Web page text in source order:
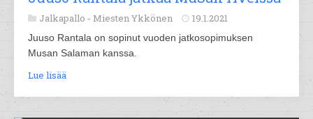
Jalkapallo - Miesten Ykkönen 19.1.2021
Juuso Rantala on sopinut vuoden jatkosopimuksen
Musan Salaman kanssa.
Lue lisää